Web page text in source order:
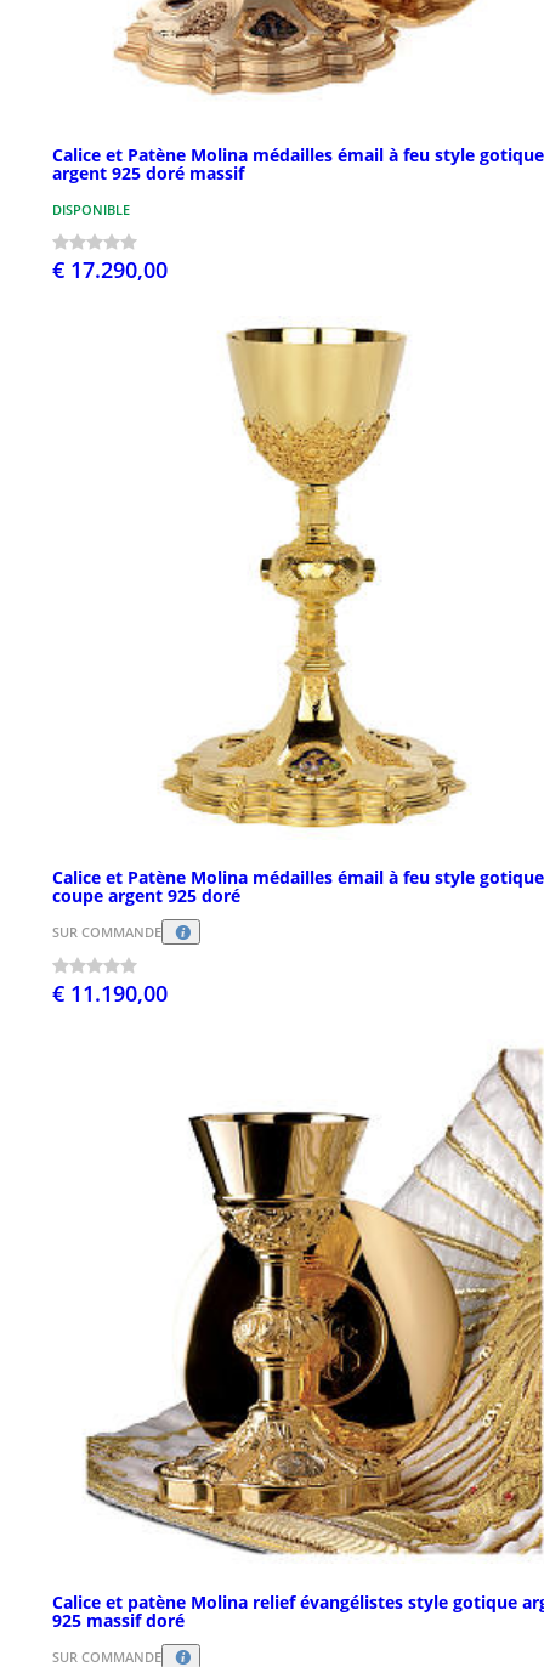
Calice et Patène Molina médailles émail à feu style gotique
argent 925 doré massif
DISPONIBLE
€ 17.290,00
Calice et Patène Molina médailles émail à feu style gotique
coupe argent 925 doré
SUR COMMANDE
€ 11.190,00
Calice et patène Molina relief évangélistes style gotique
925 massif doré
SUR COMMANDE